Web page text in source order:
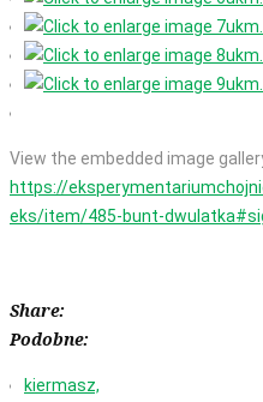
View the embedded image
https://
eks/item/485-bunt-
Share:
Podobne:
kiermasz,